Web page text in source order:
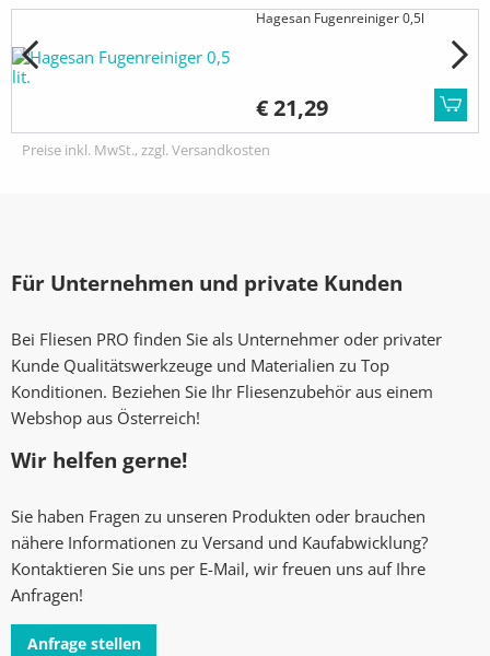
Hagesan Fugenreiniger 0,5l
€ 21,29
Preise inkl. MwSt., zzgl. Versandkosten
Für Unternehmen und private Kunden
Bei Fliesen PRO finden Sie als Unternehmer oder privater
Kunde Qualitätswerkzeuge und Materialien zu Top
Konditionen. Beziehen Sie Ihr Fliesenzubehör aus einem
Webshop aus Österreich!
Wir helfen gerne!
Sie haben Fragen zu unseren Produkten oder brauchen
nähere Informationen zu Versand und Kaufabwicklung?
Kontaktieren Sie uns per E-Mail, wir freuen uns auf Ihre
Anfragen!
Anfrage stellen